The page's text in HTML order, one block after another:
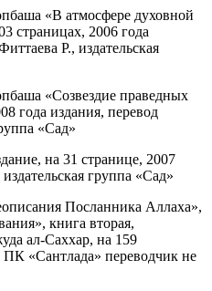
«В атмосфере духовной
страницах, 2006 года
Р., издательская
«Созвездие праведных
года издания, перевод
«Сад»
на 31 странице, 2007
группа «Сад»
Посланника Аллаха»,
книга вторая,
ал-Саххар, на 159
ПК «Сантлада» переводчик не